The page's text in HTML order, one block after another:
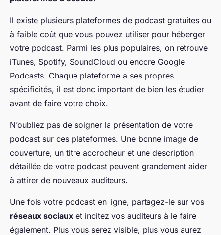
Il existe plusieurs plateformes de podcast gratuites ou
à faible coût que vous pouvez utiliser pour héberger
votre podcast. Parmi les plus populaires, on retrouve
iTunes, Spotify, SoundCloud ou encore Google
Podcasts. Chaque plateforme a ses propres
spécificités, il est donc important de bien les étudier
avant de faire votre choix.
N’oubliez pas de soigner la présentation de votre
podcast sur ces plateformes. Une bonne image de
couverture, un titre accrocheur et une description
détaillée de votre podcast peuvent grandement aider
à attirer de nouveaux auditeurs.
Une fois votre podcast en ligne, partagez-le sur vos
réseaux sociaux et incitez vos auditeurs à le faire
également. Plus vous serez visible, plus vous aurez